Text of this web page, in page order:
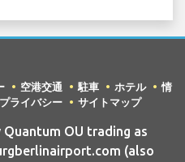
空港交通 駐車 ホテル
情
プライバシー サイトマップ
Quantum OU trading as
(also